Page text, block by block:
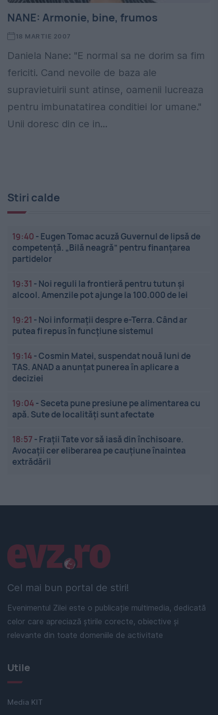
NANE: Armonie, bine, frumos
18 MARTIE 2007
Daniela Nane: "E normal sa ne dorim sa fim
fericiti. Cand nevoile de baza ale
supravietuirii sunt atinse, oamenii lucreaza
pentru imbunatatirea conditiei lor umane."
Unii doresc din ce in...
Stiri calde
19:40 - Eugen Tomac acuză Guvernul de lipsă de
competență. „Bilă neagră” pentru finanțarea
partidelor
19:31 - Noi reguli la frontieră pentru tutun și
alcool. Amenzile pot ajunge la 100.000 de lei
19:21 - Noi informații despre e-Terra. Când ar
putea fi repus în funcțiune sistemul
19:14-Cosmin Matei, suspendat nouă luni de
TAS. ANAD a anunțat punerea în aplicare a
deciziei
19:04- Seceta pune presiune pe alimentarea cu
apă. Sute de localități sunt afectate
18:57 - Frații Tate vor să iasă din închisoare.
Avocații cer eliberarea pe cauțiune înaintea
extrădării
Cel mai bun portal de stiri!
Evenimentul Zilei este o publicație multimedia, dedicată
celor care apreciază știrile corecte, obiective și
relevante din toate domeniile de activitate
Linkuri utile
Utile
Media KIT